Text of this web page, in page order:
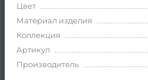
Цвет
Материал изделия
Коллекция
Артикул
Производитель